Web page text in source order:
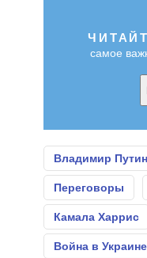
самое
Владимир Путин
Переговоры
Камала Харрис
Война в Украине